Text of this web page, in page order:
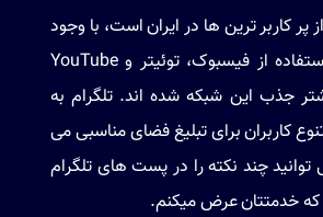
پر کاربر ترین ها در ایران است، با وجود
محدودیت برای استفاده از فیسبوک، توئیتر و YouTube
جذب این شبکه شده اند. تلگرام به
کاربران برای تبلیغ فضای مناسبی می
توانید چند نکته را در پست های تلگرام
که خدمتتان عرض میکنم.